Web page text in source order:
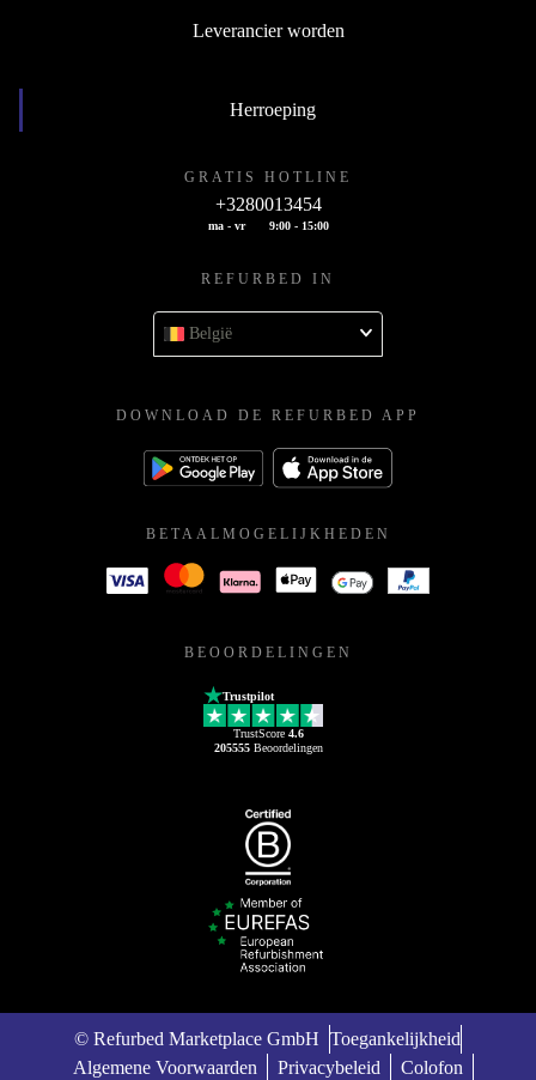
Leverancier worden
Herroeping
GRATIS HOTLINE
+3280013454
ma - vr 9:00 - 15:00
REFURBED IN
België
DOWNLOAD DE REFURBED APP
BETAALMOGELIJKHEDEN
BEOORDELINGEN
Trustpilot
TrustScore 4.6
205555Beoordelingen
© Refurbed Marketplace GmbH Toegankelijkheid
Algemene Voorwaarden
Privacybeleid Colofon